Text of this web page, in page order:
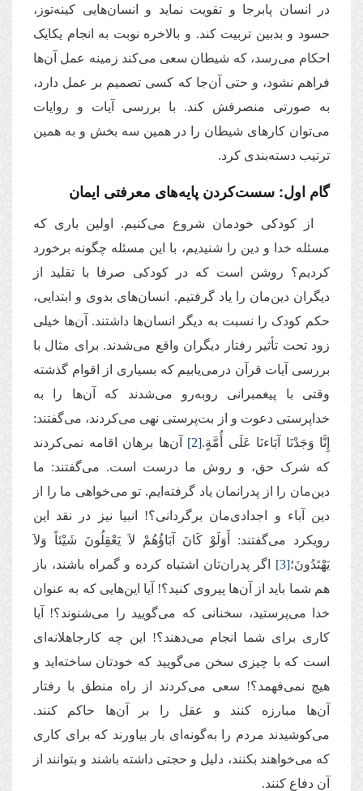
در انسان پابرجا و تقویت نماید و انسان‌هایی کینه‌توز،
حسود و بدبین تربیت کند. و بالاخره نوبت به انجام یکایک
احکام می‌رسد، که شیطان سعی می‌کند زمینه عمل آن‌ها
فراهم نشود، و حتی آن‌جا که کسی تصمیم بر عمل دارد،
به صورتی منصرفش کند. با بررسی آیات و روایات
می‌توان کارهای شیطان را در همین سه بخش و به همین
ترتیب دسته‌بندی کرد.
گام اول: سست‌کردن پایه‌های معرفتی ایمان
از کودکی خودمان شروع می‌کنیم. اولین باری که
مسئله خدا و دین را شنیدیم، با این مسئله چگونه برخورد
کردیم؟ روشن است که در کودکی صرفا با تقلید از
دیگران دین‌مان را یاد گرفتیم. انسان‌های بدوی و ابتدایی،
حکم کودک را نسبت به دیگر انسان‌ها داشتند. آن‌ها خیلی
زود تحت تأثیر رفتار دیگران واقع می‌شدند. برای مثال با
بررسی آیات قرآن درمی‌یابیم که بسیاری از اقوام گذشته
وقتی با پیغمبرانی روبه‌رو می‌شدند که آن‌ها را به
خداپرستی دعوت و از بت‌پرستی نهی می‌کردند، می‌گفتند:
إِنَّا وَجَدْنَا آبَاءنَا عَلَى أُمَّةٍ.[2] آن‌ها برهان اقامه نمی‌کردند
که شرک حق، و روش ما درست است. می‌گفتند: ما
دین‌مان را از پدرانمان یاد گرفته‌ایم. تو می‌خواهی ما را از
دین آباء و اجدادی‌مان برگردانی؟! انبیا نیز در نقد این
رویکرد می‌گفتند: أَوَلَوْ كَانَ آبَاؤُهُمْ لاَ یَعْقِلُونَ شَیْئاً وَلاَ
یَهْتَدُونَ؛[3] اگر پدران‌تان اشتباه کرده و گمراه باشند، باز
هم شما باید از آن‌ها پیروی کنید؟! آیا این‌هایی که به عنوان
خدا می‌پرستید، سخنانی که می‌گویید را می‌شنوند؟! آیا
کاری برای شما انجام می‌دهند؟! این چه کارجاهلانه‌ای
است که با چیزی سخن می‌گویید که خودتان ساخته‌اید و
هیچ نمی‌فهمد؟! سعی می‌کردند از راه منطق با رفتار
آن‌ها مبارزه کنند و عقل را بر آن‌ها حاکم کنند.
می‌کوشیدند مردم را به‌گونه‌ای بار بیاورند که برای کاری
که می‌خواهند بکنند، دلیل و حجتی داشته باشند و بتوانند از
آن دفاع کنند.